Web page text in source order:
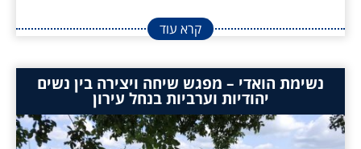
קרא עוד
נשימת הואדי – מפגש שיחה ויצירה בין נשים
יהודיות וערביות בנחל עירון